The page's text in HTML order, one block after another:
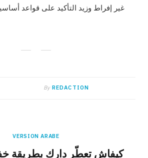
غير إفراط وزيد التأكيد على قواعد
By REDACTION
VERSION ARABE
كيفاش تعطّر دارك بطريقة